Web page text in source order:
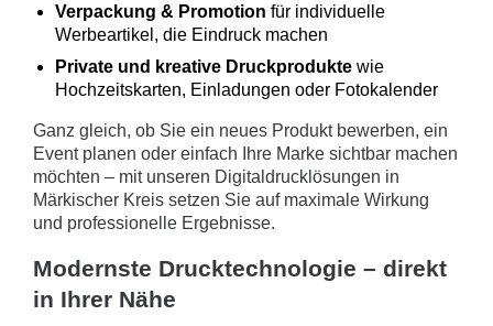
Verpackung & Promotion für individuelle
Werbeartikel, die Eindruck machen
Private und kreative Druckprodukte wie
Hochzeitskarten, Einladungen oder Fotokalender
Ganz gleich, ob Sie ein neues Produkt bewerben, ein
Event planen oder einfach Ihre Marke sichtbar machen
möchten – mit unseren Digitaldrucklösungen in
Märkischer Kreis setzen Sie auf maximale Wirkung
und professionelle Ergebnisse.
Modernste Drucktechnologie – direkt
in Ihrer Nähe